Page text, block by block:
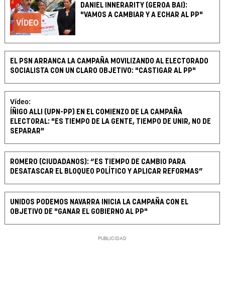
VÍDEO
DANIEL INNERARITY (GEROA BAI):
"VAMOS A CAMBIAR Y A ECHAR AL PP"
EL PSN ARRANCA LA CAMPAÑA MOVILIZANDO AL ELECTORADO
SOCIALISTA CON UN CLARO OBJETIVO: "CASTIGAR AL PP"
Vídeo:
ÍÑIGO ALLI (UPN-PP) EN EL COMIENZO DE LA CAMPAÑA
ELECTORAL: "ES TIEMPO DE LA GENTE, TIEMPO DE UNIR, NO DE
SEPARAR"
ROMERO (CIUDADANOS): “ES TIEMPO DE CAMBIO PARA
DESATASCAR EL BLOQUEO POLÍTICO Y APLICAR REFORMAS”
UNIDOS PODEMOS NAVARRA INICIA LA CAMPAÑA CON EL
OBJETIVO DE "GANAR EL GOBIERNO AL PP"